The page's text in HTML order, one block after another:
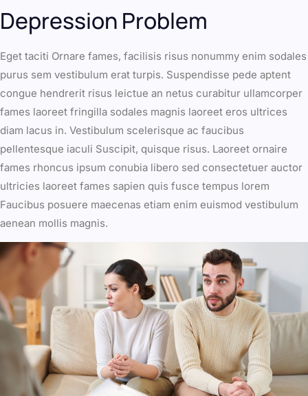
Depression Problem
Eget taciti Ornare fames, facilisis risus nonummy enim sodales
purus sem vestibulum erat turpis. Suspendisse pede aptent
congue hendrerit risus leictue an netus curabitur ullamcorper
fames laoreet fringilla sodales magnis laoreet eros ultrices
diam lacus in. Vestibulum scelerisque ac faucibus
pellentesque iaculi Suscipit, quisque risus. Laoreet ornaire
fames rhoncus ipsum conubia libero sed consectetuer auctor
ultricies laoreet fames sapien quis fusce tempus lorem
Faucibus posuere maecenas etiam enim euismod vestibulum
aenean mollis magnis.